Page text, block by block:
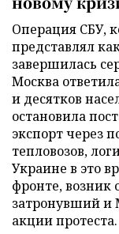
Операция СБУ,
представлял
завершилась
Москва
и десятков
остановила
экспорт через
тепловозов,
Украине в это
фронте, возник
затронувший и
акции